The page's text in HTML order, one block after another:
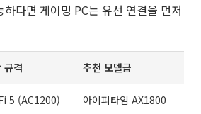
다면 게이밍 PC는 유선 연결을 먼저
규격 추천 모델급
5 (AC1200) 아이피타임 AX1800